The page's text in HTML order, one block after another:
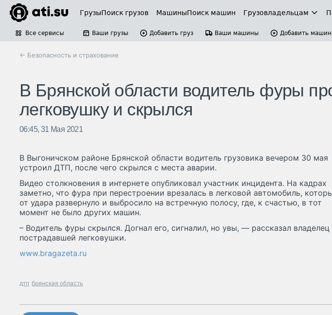
ГрузыПоиск грузов МашиныПоиск машин Грузовладельцам
Все сервисы Ваши грузы Добавить груз Ваши машины Добавить
← Безопасность и страхование
В Брянской области водитель фуры
легковушку и скрылся
06:45, 31 Мая 2021
В Выгоничском районе Брянской области водитель грузовика вечером 30 мая
устроил ДТП, после чего скрылся с места аварии.
Видео столкновения в интернете опубликовал участник инцидента. На кадрах
заметно, что фура при перестроении врезалась в легковой автомобиль,
от удара развернуло и выбросило на встречную полосу, где, к счастью, в тот
момент не было других машин.
– Водитель фуры скрылся. Догнал его, сигналил, но увы, — рассказал владелец
пострадавшей легковушки.
www.bragazeta.ru
дтп брянская область